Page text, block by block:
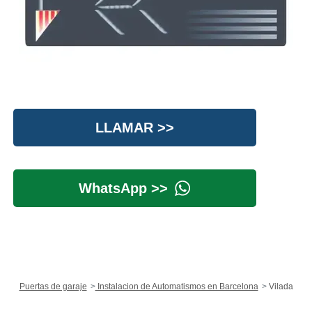
LLAMAR >>
WhatsApp >>
Puertas de garaje Instalacion de Automatismos en Barcelona Vilada